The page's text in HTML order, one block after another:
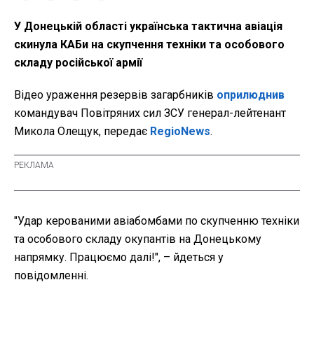
У Донецькій області українська тактична авіація
скинула КАБи на скупчення техніки та особового
складу російської армії
Відео ураження резервів загарбників оприлюднив
командувач Повітряних сил ЗСУ генерал-лейтенант
Микола Олещук, передає RegioNews.
"Удар керованими авіабомбами по скупченню техніки
та особового складу окупантів на Донецькому
напрямку. Працюємо далі!", – йдеться у
повідомленні.